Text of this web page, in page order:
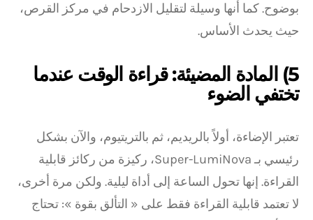
بوضوح. كما أنها وسيلة لتقليل الازدحام في مركز القرص،
حيث يحدث الأساس.
5) المادة المضيئة: قراءة الوقت عندما
تختفي الضوء
تعتبر الإضاءة، أولاً بالريديم، ثم بالتريتيوم، والآن بشكل
رئيسي بـ Super-LumiNova، ركيزة من ركائز قابلية
القراءة. إنها تحول الساعة إلى أداة ليلية. ولكن مرة أخرى،
لا تعتمد قابلية القراءة فقط على « التألق بقوة »: تحتاج